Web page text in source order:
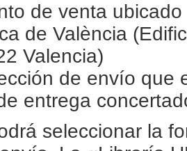
de venta
de València
Valencia)
de envío que
entrega
seleccionar la